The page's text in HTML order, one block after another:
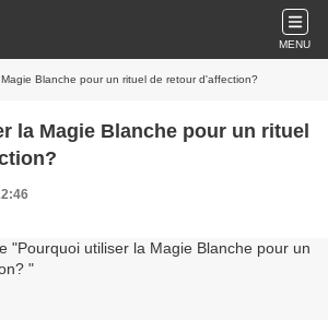
MENU
Blanche pour un rituel de retour d'affection?
la Magie Blanche pour un rituel